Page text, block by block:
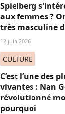
Spielberg
aux femmes ?
très masculine
12 juin 2026
CULTURE
C’est l’une des
vivantes : Nan
révolutionné
pourquoi